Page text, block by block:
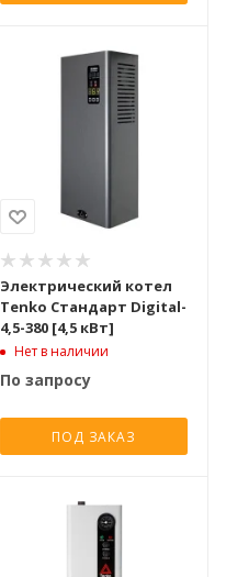
Электрический котел
Tenko Стандарт Digital-
4,5-380 [4,5 кВт]
Нет в наличии
По запросу
ПОД ЗАКАЗ